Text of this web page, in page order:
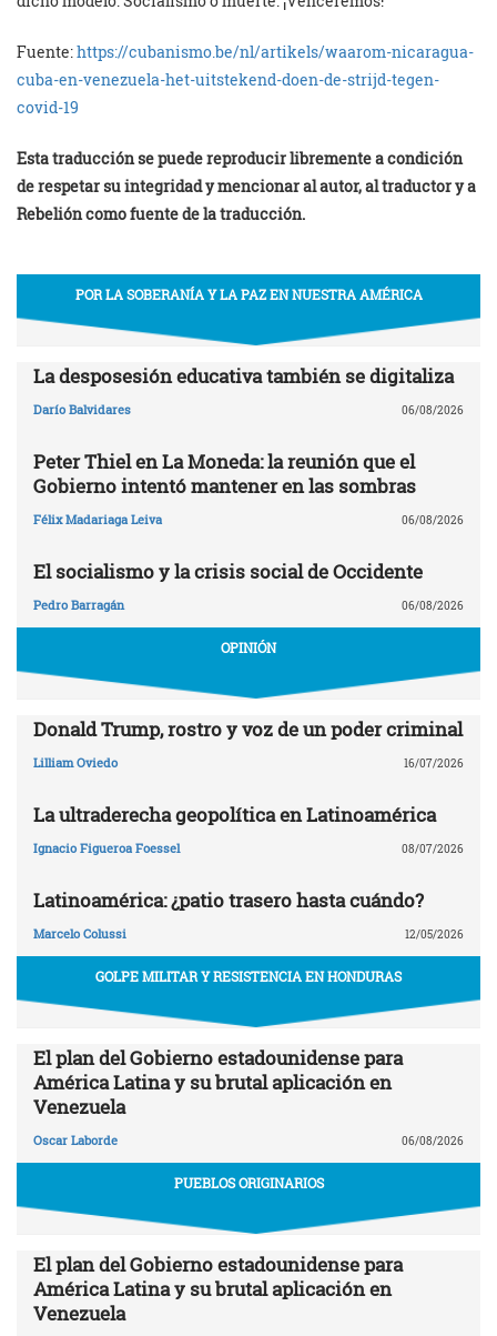
Fuente:https://cubanismo.be/nl/artikels/waarom-nicaragua-
cuba-en-venezuela-het-uitstekend-doen-de-strijd-tegen-
covid-19
Esta traducción se puede reproducir libremente a condición
de respetar su integridad y mencionar al autor, al traductor y a
Rebelión como fuente de la traducción.
POR LA SOBERANÍA Y LA PAZ EN NUESTRA AMÉRICA
La desposesión educativa también se digitaliza
Darío Balvidares 06/08/2026
Peter Thiel en La Moneda: la reunión que el
Gobierno intentó mantener en las sombras
Félix Madariaga Leiva 06/08/2026
El socialismo y la crisis social de Occidente
Pedro Barragán 06/08/2026
OPINIÓN
Donald Trump, rostro y voz de un poder criminal
Lilliam Oviedo 16/07/2026
La ultraderecha geopolítica en Latinoamérica
Ignacio Figueroa Foessel 08/07/2026
Latinoamérica: ¿patio trasero hasta cuándo?
Marcelo Colussi 12/05/2026
GOLPE MILITAR Y RESISTENCIA EN HONDURAS
El plan del Gobierno estadounidense para
América Latina y su brutal aplicación en
Venezuela
Oscar Laborde 06/08/2026
PUEBLOS ORIGINARIOS
El plan del Gobierno estadounidense para
América Latina y su brutal aplicación en
Venezuela